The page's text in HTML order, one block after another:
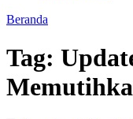
Beranda
Tag: